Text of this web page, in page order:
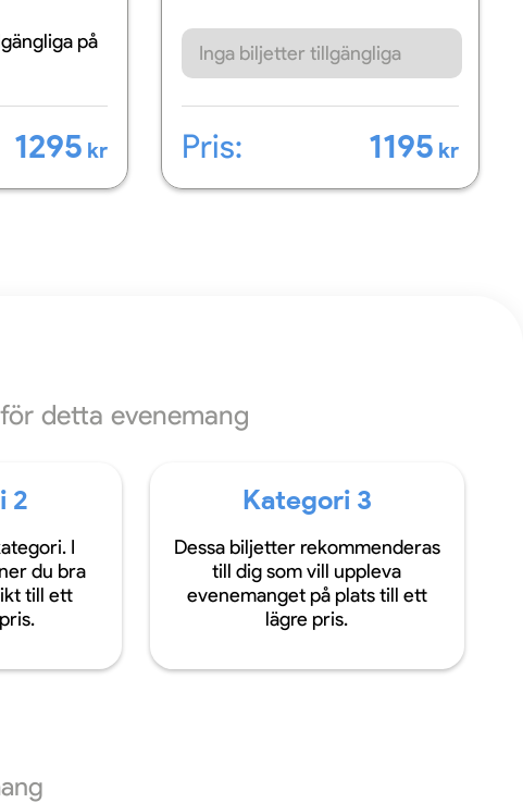
på
1295 kr
Inga biljetter tillgängliga
Pris: 1195 kr
detta evenemang
2
I
du bra
till ett
Kategori 3
Dessa biljetter rekommenderas
till dig som vill uppleva
evenemanget på plats till ett
lägre pris.